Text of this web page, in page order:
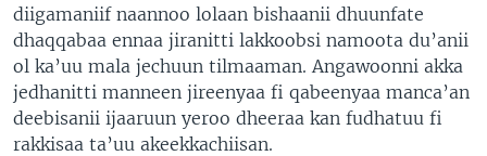
diigamaniif naannoo lolaan bishaanii dhuunfate
dhaqqabaa ennaa jiranitti lakkoobsi namoota du’anii
ol ka’uu mala jechuun tilmaaman. Angawoonni akka
jedhanitti manneen jireenyaa fi qabeenyaa manca’an
deebisanii ijaaruun yeroo dheeraa kan fudhatuu fi
rakkisaa ta’uu akeekkachiisan.